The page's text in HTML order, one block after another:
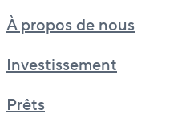
À propos de nous
Investissement
Prêts